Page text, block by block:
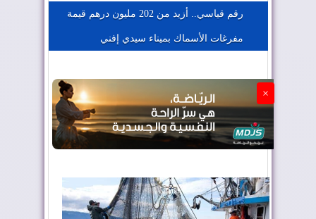
الجزائر تستسلم لفرنسا
رقم قياسي.. أزيد من 202 مليون درهم قيمة
مفرغات الأسماك بميناء سيدي إفني
×